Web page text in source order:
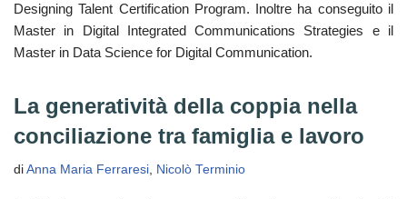
Designing Talent Certification Program. Inoltre ha conseguito il
Master in Digital Integrated Communications Strategies e il
Master in Data Science for Digital Communication.
La generatività della coppia nella
conciliazione tra famiglia e lavoro
di Anna Maria Ferraresi, Nicolò Terminio